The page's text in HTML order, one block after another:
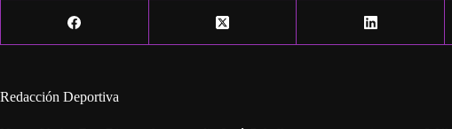
Redacción Deportiva